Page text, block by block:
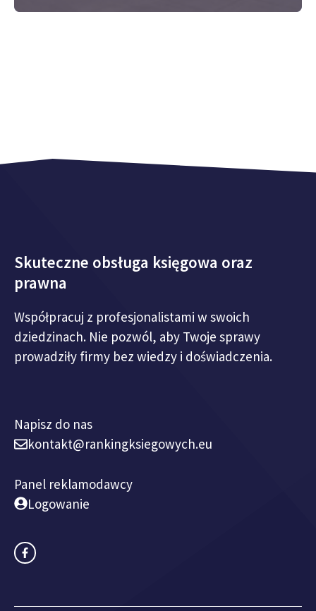
Skuteczne obsługa księgowa oraz
prawna
Współpracuj z profesjonalistami w swoich
dziedzinach. Nie pozwól, aby Twoje sprawy
prowadziły firmy bez wiedzy i doświadczenia.
Napisz do nas
kontakt@rankingksiegowych.eu
Panel reklamodawcy
Logowanie